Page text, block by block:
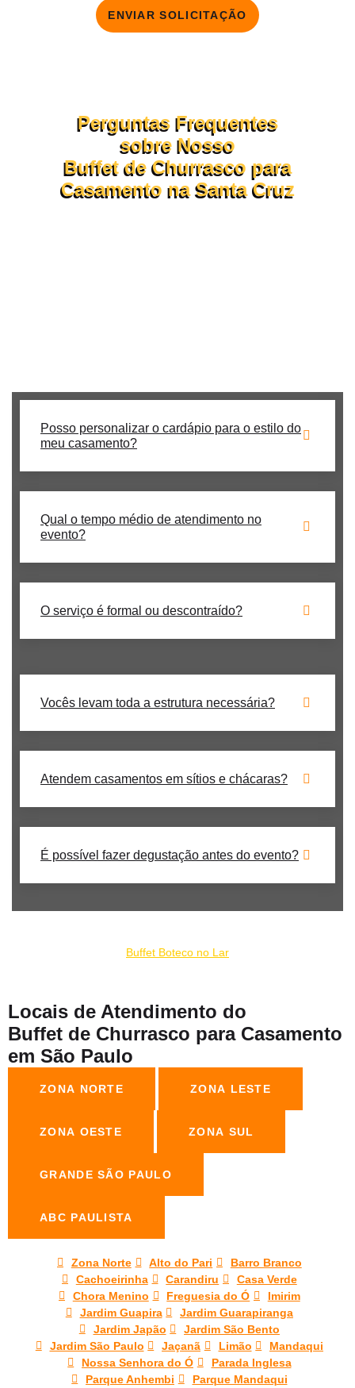
ENVIAR SOLICITAÇÃO
Perguntas Frequentes
sobre Nosso
Buffet de Churrasco para
Casamento na Santa Cruz
Posso personalizar o cardápio para o estilo do
meu casamento?
Qual o tempo médio de atendimento no
evento?
O serviço é formal ou descontraído?
Vocês levam toda a estrutura necessária?
Atendem casamentos em sítios e chácaras?
É possível fazer degustação antes do evento?
Buffet Boteco no Lar
Locais de Atendimento do
Buffet de Churrasco para Casamento
em São Paulo
ZONA NORTE ZONA LESTE
ZONA OESTE ZONA SUL
GRANDE SÃO PAULO
ABC PAULISTA
Zona Norte Alto do Pari
Barro Branco
Cachoeirinha
Carandiru
Casa Verde
Chora Menino
Freguesia do Ó
Imirim
Jardim Guapira
Jardim Guarapiranga
Jardim Japão
Jardim São Bento
Jardim São Paulo
Jaçanã Limão
Mandaqui
Nossa Senhora do Ó
Parada Inglesa
Parque Anhembi
Parque Mandaqui